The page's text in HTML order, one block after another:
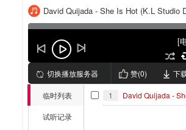
David Quijada - She Is Hot (K.L Studio
[
切换播放服务器 赞(0) 下
临时列表
试听记录
1